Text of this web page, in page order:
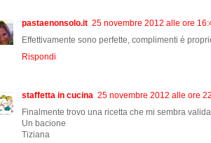
pastaenonsolo.it 25 novembre 2012 alle ore
Effettivamente sono perfette, complimenti è
Rispondi
staffetta in cucina 25 novembre 2012 alle ore
Finalmente trovo una ricetta che mi sembra
Un bacione
Tiziana